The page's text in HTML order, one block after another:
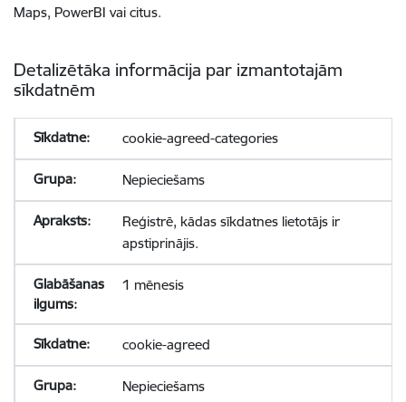
Maps, PowerBI vai citus.
Detalizētāka informācija par izmantotajām
sīkdatnēm
cookie-agreed-categories
Nepieciešams
Reģistrē, kādas sīkdatnes lietotājs ir
apstiprinājis.
1 mēnesis
cookie-agreed
Nepieciešams